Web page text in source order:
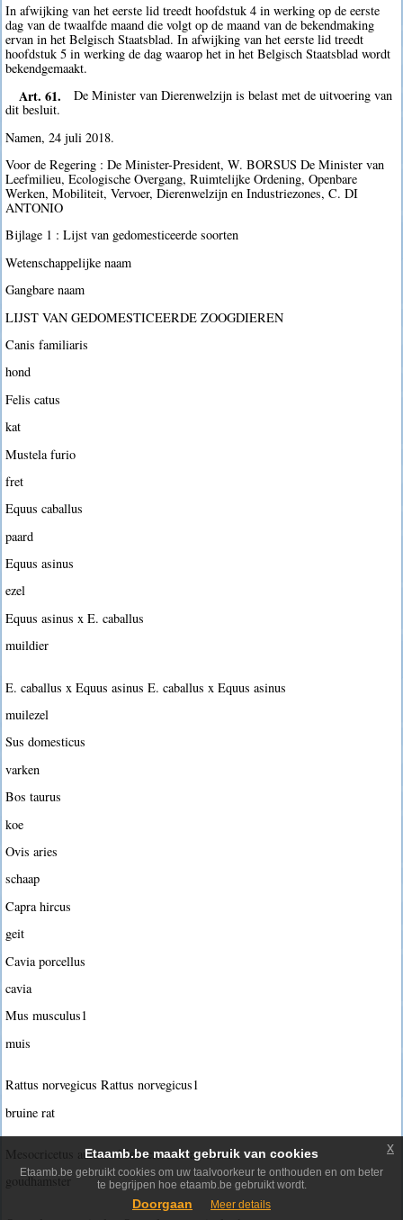
In afwijking van het eerste lid treedt hoofdstuk 4 in werking op de eerste
dag van de twaalfde maand die volgt op de maand van de bekendmaking
ervan in het Belgisch Staatsblad. In afwijking van het eerste lid treedt
hoofdstuk 5 in werking de dag waarop het in het Belgisch Staatsblad wordt
bekendgemaakt.
Art. 61.
De Minister van Dierenwelzijn is belast met de uitvoering van
dit besluit.
Namen, 24 juli 2018.
Voor de Regering : De Minister-President, W. BORSUS De Minister van
Leefmilieu, Ecologische Overgang, Ruimtelijke Ordening, Openbare
Werken, Mobiliteit, Vervoer, Dierenwelzijn en Industriezones, C. DI
ANTONIO
Bijlage 1 : Lijst van gedomesticeerde soorten
Wetenschappelijke naam
Gangbare naam
LIJST VAN GEDOMESTICEERDE ZOOGDIEREN
Canis familiaris
hond
Felis catus
kat
Mustela furio
fret
Equus caballus
paard
Equus asinus
ezel
Equus asinus x E. caballus
muildier
E. caballus x Equus asinus E. caballus x Equus asinus
muilezel
Sus domesticus
varken
Bos taurus
koe
Ovis aries
schaap
Capra hircus
geit
Cavia porcellus
cavia
Mus musculus1
muis
Rattus norvegicus Rattus norvegicus1
bruine rat
Mesocricetus auratus Mesocricetus auratus1
goudhamster
Etaamb.be maakt gebruik van cookies
Etaamb.be gebruikt cookies om uw taalvoorkeur te onthouden en om beter
te begrijpen hoe etaamb.be gebruikt wordt.
Doorgaan Meer details
x